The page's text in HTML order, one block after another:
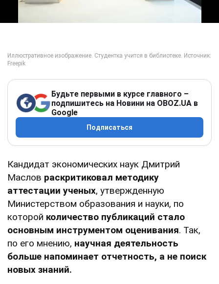
Будьте первыми в курсе главного –
подпишитесь на Новини на OBOZ.UA в
Google
Подписаться
Кандидат экономических наук Дмитрий
Маслов раскритиковал методику
аттестации ученых, утвержденную
Министерством образования и науки, по
которой количество публикаций стало
основным инструментом оценивания. Так,
по его мнению, научная деятельность
больше напоминает отчетность, а не поиск
новых знаний.